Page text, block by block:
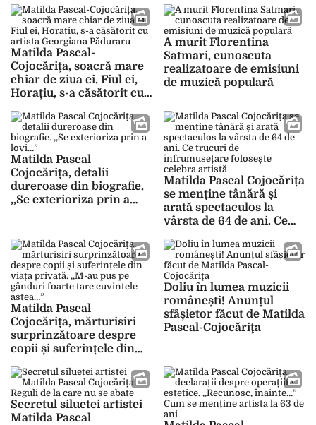
Matilda Pascal-
Cojocărița, soacră mare
chiar de ziua ei. Fiul ei,
Horațiu, s-a căsătorit cu
Păduraru
A murit Florentina
Satmari, cunoscuta
realizatoare de emisiuni
de muzică populară
Matilda Pascal
Cojocărița, detalii
dureroase din biografie.
,,Se exterioriza prin a
Matilda Pascal Cojocărița
se menține tânără și
arată spectaculos la
vârsta de 64 de ani. Ce
folosește celebra artistă
Matilda Pascal
Cojocărița, mărturisiri
surprinzătoare despre
copii și suferințele din
pe gânduri foarte tare
cuvintele astea…”
Doliu în lumea muzicii
românești! Anunțul
sfâșietor făcut de Matilda
Pascal-Cojocăriţa
Secretul siluetei artistei
Matilda Pascal